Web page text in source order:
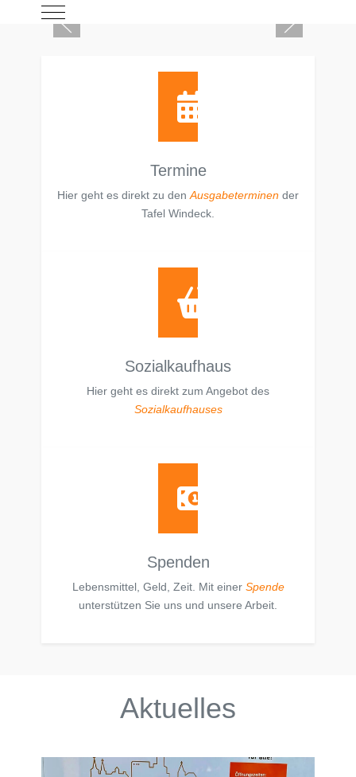
Mobile Menu Toggle
Termine
Hier geht es direkt zu den Ausgabeterminen der
Tafel Windeck.
Sozialkaufhaus
Hier geht es direkt zum Angebot des
Sozialkaufhauses
Spenden
Lebensmittel, Geld, Zeit. Mit einer Spende
unterstützen Sie uns und unsere Arbeit.
Aktuelles